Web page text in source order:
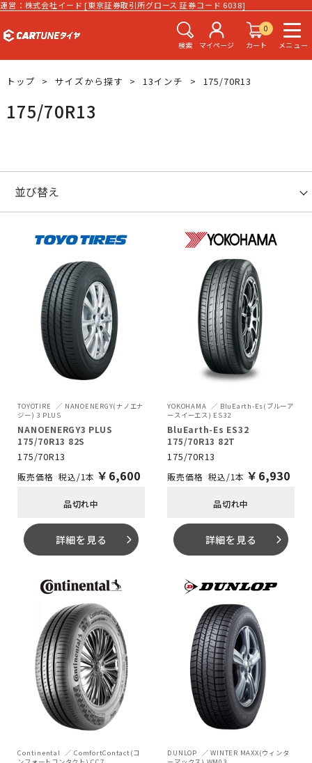
運営：株式会社イード [東京証券取引所グロース 証券コード 6038]
検索 マイページ
0
カート
メニュー
トップ サイズから探す 13インチ 175/70R13
175/70R13
TOYOTIRE
NANOENERGY(ナノエナ
ジー) 3 PLUS
NANOENERGY3 PLUS
175/70R13 82S
175/70R13
税込/1本 ￥ 6,600
品切れ中
詳細を見る arrow_forward_ios
YOKOHAMA
BluEarth-Es(ブルーア
ースイーエス) ES32
BluEarth-Es ES32
175/70R13 82T
175/70R13
税込/1本 ￥ 6,930
品切れ中
詳細を見る arrow_forward_ios
Continental
ComfortContact(コ
DUNLOP
WINTER MAXX(ウィンタ